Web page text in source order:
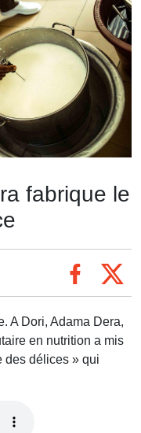
fabrique le
A Dori, Adama Dera,
en nutrition a mis
des délices » qui